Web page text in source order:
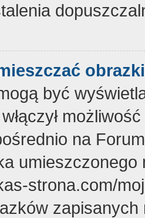
być
na
strona.com/